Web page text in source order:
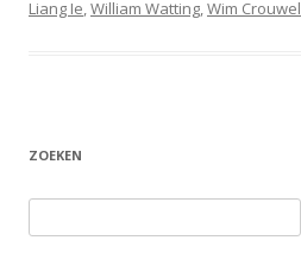
Liang Ie,William Watting,Wim Crouwel
ZOEKEN